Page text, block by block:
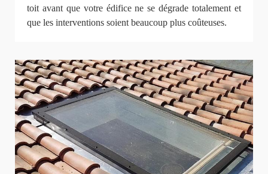
toit avant que votre édifice ne se dégrade totalement et
que les interventions soient beaucoup plus coûteuses.